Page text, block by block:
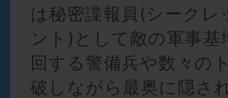
は秘密諜報員(シークレ
ント)として敵の軍事基
回する警備兵や数々の
破しながら最奥に隠さ